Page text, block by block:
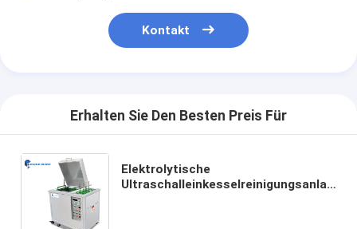
Kontakt
Erhalten Sie Den Besten Preis Für
Elektrolytische
Ultraschalleinkesselreinigungsanlage